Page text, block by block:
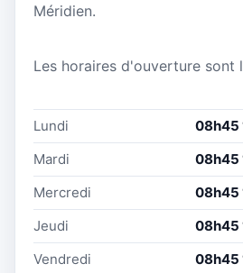
Méridien.
Les horaires d'ouverture sont
Lundi
08h45
Mardi
08h45
Mercredi
08h45
Jeudi
08h45
Vendredi
08h45